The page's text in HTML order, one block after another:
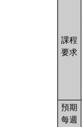
課程
要求
預期
每週